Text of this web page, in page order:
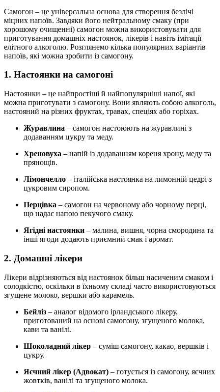
Самогон – це універсальна основа для створення безлічі
міцних напоїв. Завдяки його нейтральному смаку (при
хорошому очищенні) самогон можна використовувати для
приготування домашніх настоянок, лікерів і навіть імітації
елітного алкоголю. Розглянемо кілька популярних варіантів
напоїв, які можна зробити із самогону.
1. Настоянки на самогоні
Настоянки – це найпростіші й найпопулярніші напої, які
можна приготувати з самогону. Вони являють собою алкоголь,
настояний на різних фруктах, травах, спеціях або горіхах.
Журавлина – самогон настоюють на журавлині з
додаванням цукру та меду.
Хреновуха – напій із додаванням кореня хрону, меду та
прянощів.
Лімончелло – італійська настоянка на лимонній цедрі з
цукровим сиропом.
Перцівка – самогон на червоному або чорному перці,
що надає напою пекучого смаку.
Ягідні настоянки – малина, вишня, чорна смородина та
інші ягоди додають приємний смак і аромат.
2. Домашні лікери
Лікери відрізняються від настоянок більш насиченим смаком і
солодкістю, оскільки в їхньому складі часто використовуються
згущене молоко, вершки або карамель.
Бейліз – аналог відомого ірландського лікеру,
приготований на основі самогону, згущеного молока,
кави та ванілі.
Шоколадний лікер – суміш самогону, какао, вершків і
цукру.
Яєчний лікер (Адвокат) – готується із самогону, яєчних
жовтків, ванілі та згущеного молока.